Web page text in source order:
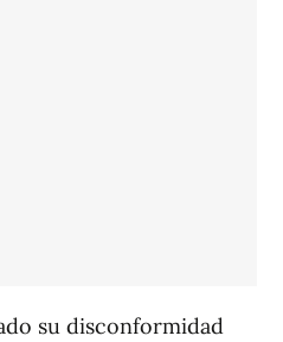
su disconformidad